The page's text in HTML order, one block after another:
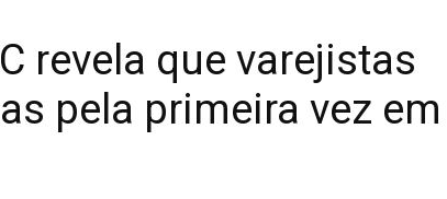
revela que varejistas
pela primeira vez em